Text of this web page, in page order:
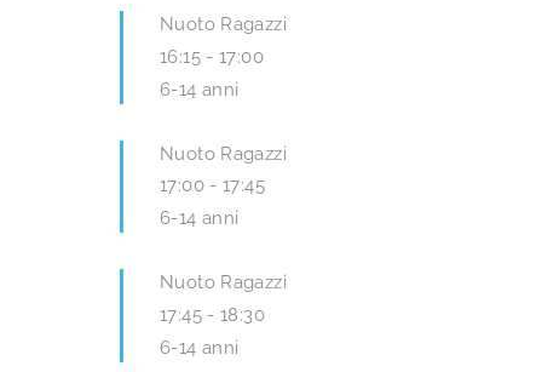
Nuoto Ragazzi
16:15 -17:00
6-14 anni
Nuoto Ragazzi
17:00 -17:45
6-14 anni
Nuoto Ragazzi
17:45 -18:30
6-14 anni